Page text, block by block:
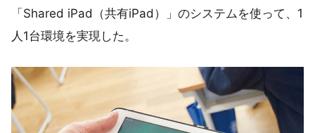
「Shared iPad（共有iPad）」のシステムを使って、1
人1台環境を実現した。